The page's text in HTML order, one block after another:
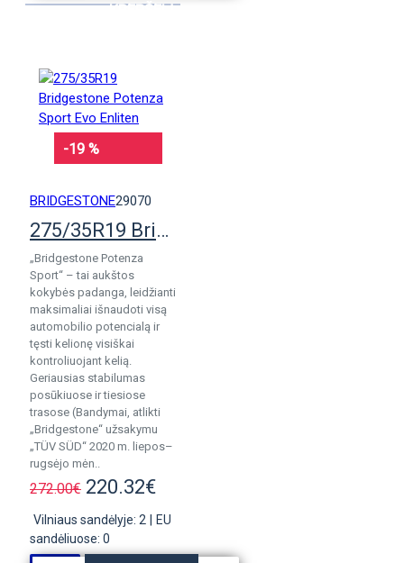
KREPŠELĮ
-19 %
BRIDGESTONE29070
275/35R19 Bridgestone Potenza Sport Evo Enliten
„Bridgestone Potenza
Sport“ – tai aukštos
kokybės padanga, leidžianti
maksimaliai išnaudoti visą
automobilio potencialą ir
tęsti kelionę visiškai
kontroliuojant kelią.
Geriausias stabilumas
posūkiuose ir tiesiose
trasose (Bandymai, atlikti
„Bridgestone“ užsakymu
„TÜV SÜD“ 2020 m. liepos–
rugsėjo mėn..
272.00€ 220.32€
Vilniaus sandėlyje: 2
EU
sandėliuose: 0